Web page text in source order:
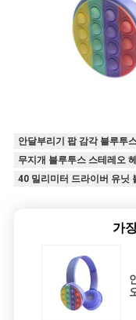
안달부리기 팝 감각 블루투
무지개 블루투스 스테레오
40 밀리미터 드라이버 유닛
가